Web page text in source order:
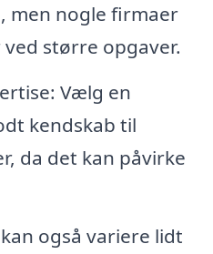
men nogle firmaer
større opgaver.
Vælg en
kendskab til
da det kan påvirke
også variere lidt